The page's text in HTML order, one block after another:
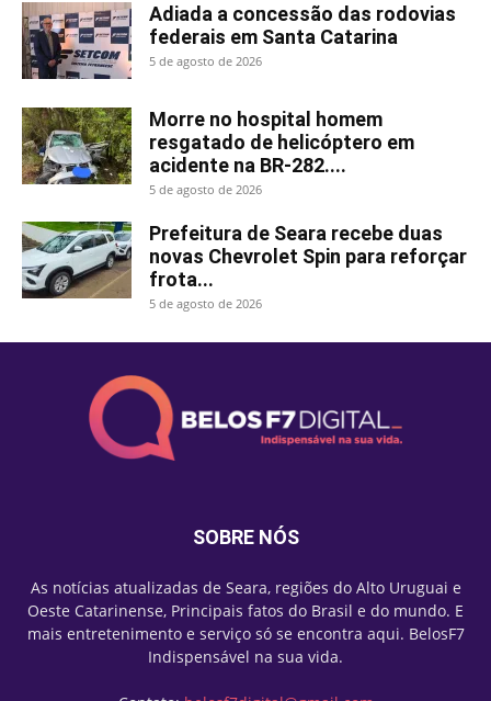
Adiada a concessão das rodovias
federais em Santa Catarina
5 de agosto de 2026
Morre no hospital homem
resgatado de helicóptero em
acidente na BR-282....
5 de agosto de 2026
Prefeitura de Seara recebe duas
novas Chevrolet Spin para reforçar
frota...
5 de agosto de 2026
SOBRE NÓS
As notícias atualizadas de Seara, regiões do Alto Uruguai e
Oeste Catarinense, Principais fatos do Brasil e do mundo. E
mais entretenimento e serviço só se encontra aqui. BelosF7
Indispensável na sua vida.